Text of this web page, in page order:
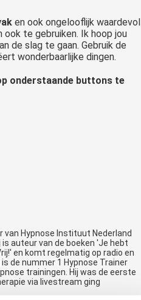
en ook ongelooflijk waardevol
ook te gebruiken. Ik hoop jou
de slag te gaan. Gebruik de
wonderbaarlijke dingen.
onderstaande buttons te
van Hypnose Instituut Nederland
auteur van de boeken 'Je hebt
en komt regelmatig op radio en
de nummer 1 Hypnose Trainer
trainingen. Hij was de eerste
via livestream ging